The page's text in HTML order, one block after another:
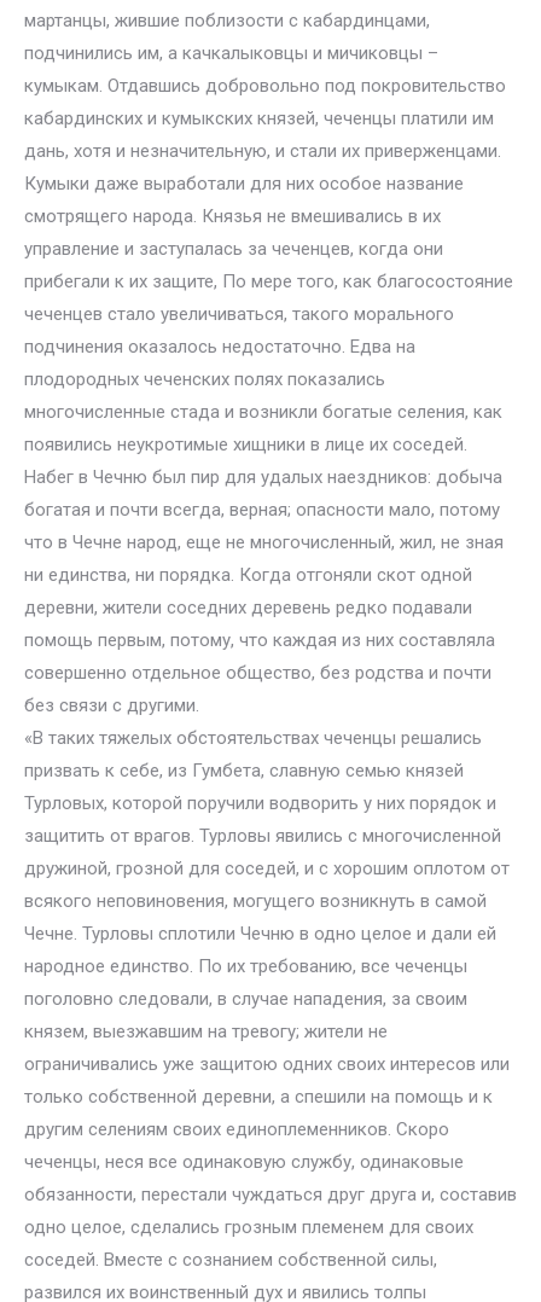
мартанцы, жившие поблизости с кабардинцами,
подчинились им, а качкалыковцы и мичиковцы –
кумыкам. Отдавшись добровольно под покровительство
кабардинских и кумыкских князей, чеченцы платили им
дань, хотя и незначительную, и стали их приверженцами.
Кумыки даже выработали для них особое название
смотрящего народа. Князья не вмешивались в их
управление и заступалась за чеченцев, когда они
прибегали к их защите, По мере того, как благосостояние
чеченцев стало увеличиваться, такого морального
подчинения оказалось недостаточно. Едва на
плодородных чеченских полях показались
многочисленные стада и возникли богатые селения, как
появились неукротимые хищники в лице их соседей.
Набег в Чечню был пир для удалых наездников: добыча
богатая и почти всегда, верная; опасности мало, потому
что в Чечне народ, еще не многочисленный, жил, не зная
ни единства, ни порядка. Когда отгоняли скот одной
деревни, жители соседних деревень редко подавали
помощь первым, потому, что каждая из них составляла
совершенно отдельное общество, без родства и почти
без связи с другими.
«В таких тяжелых обстоятельствах чеченцы решались
призвать к себе, из Гумбета, славную семью князей
Турловых, которой поручили водворить у них порядок и
защитить от врагов. Турловы явились с многочисленной
дружиной, грозной для соседей, и с хорошим оплотом от
всякого неповиновения, могущего возникнуть в самой
Чечне. Турловы сплотили Чечню в одно целое и дали ей
народное единство. По их требованию, все чеченцы
поголовно следовали, в случае нападения, за своим
князем, выезжавшим на тревогу; жители не
ограничивались уже защитою одних своих интересов или
только собственной деревни, а спешили на помощь и к
другим селениям своих единоплеменников. Скоро
чеченцы, неся все одинаковую службу, одинаковые
обязанности, перестали чуждаться друг друга и, составив
одно целое, сделались грозным племенем для своих
соседей. Вместе с сознанием собственной силы,
развился их воинственный дух и явились толпы